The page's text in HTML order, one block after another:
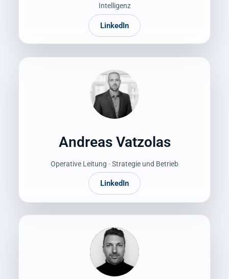
Intelligenz
LinkedIn
Andreas Vatzolas
Operative Leitung · Strategie und Betrieb
LinkedIn